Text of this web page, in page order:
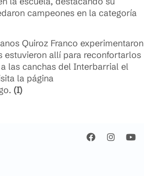
campeones en la categoría
Quiroz Franco experimentaron
estuvieron allí para reconfortarlos
las canchas del Interbarrial el
la página
(I)